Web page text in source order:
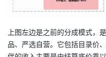
上图左边是之前的分成模式，
品、严选自营。它包括目录价